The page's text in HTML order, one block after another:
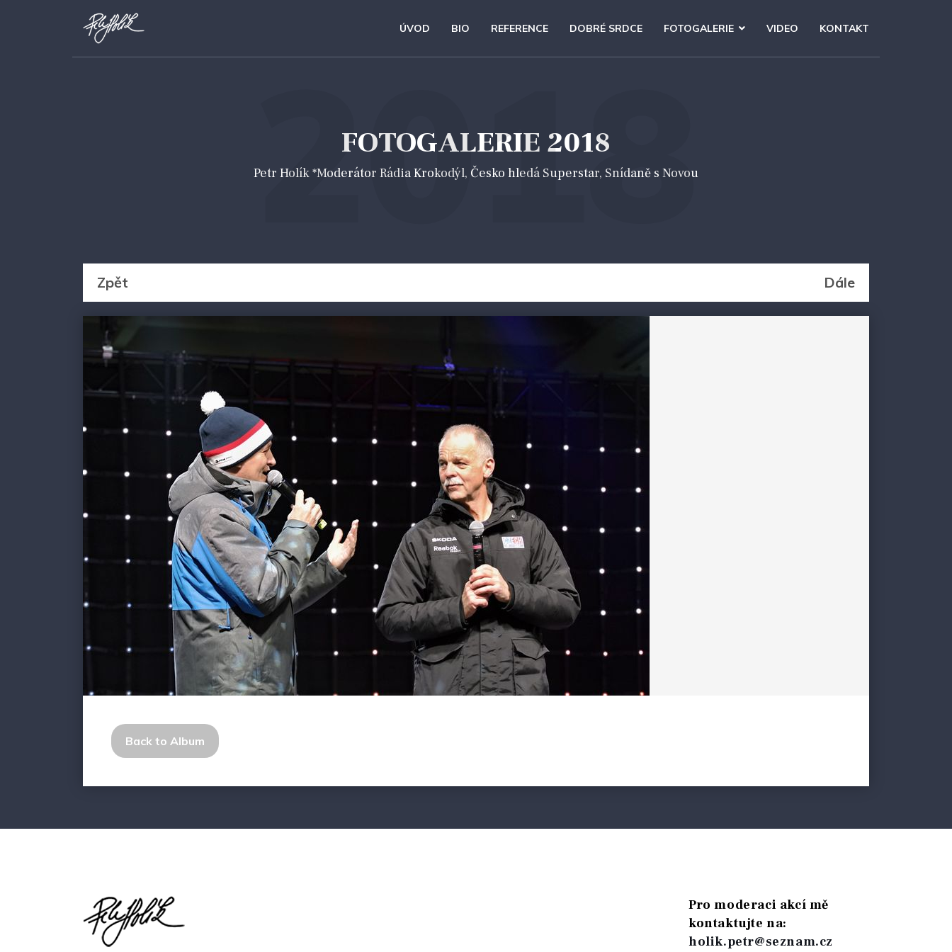
ÚVOD BIO REFERENCE DOBRÉ SRDCE FOTOGALERIE VIDEO KONTAKT
FOTOGALERIE 2018
Petr Holík *Moderátor Rádia Krokodýl, Česko hledá Superstar, Snídaně s Novou
2018
Zpět Dále
Back to Album
Pro moderaci akcí mě
kontaktujte na:
holik.petr@seznam.cz